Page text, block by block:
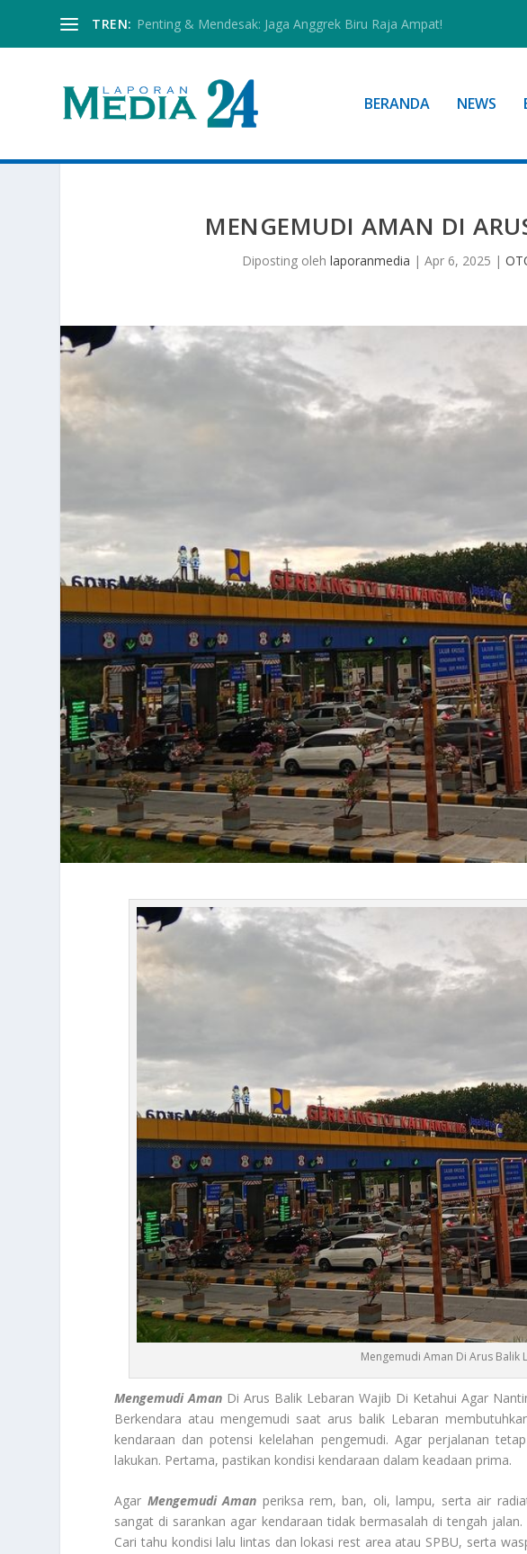
TREN: Penting & Mendesak: Jaga Anggrek Biru Raja Ampat!
BERANDA NEWS
MENGEMUDI AMAN DI
Diposting olehlaporanmedia |Apr 6, 2025 |
Mengemudi Aman Di Arus Balik
Mengemudi Aman Di Arus Balik Lebaran Wajib Di Ketahui Agar
Berkendara atau mengemudi saat arus balik Lebaran
kendaraan dan potensi kelelahan pengemudi. Agar perjalanan
lakukan. Pertama, pastikan kondisi kendaraan dalam keadaan prima.
Agar Mengemudi Aman periksa rem, ban, oli, lampu, serta air
sangat di sarankan agar kendaraan tidak bermasalah di tengah
Cari tahu kondisi lalu lintas dan lokasi rest area atau SPBU, serta